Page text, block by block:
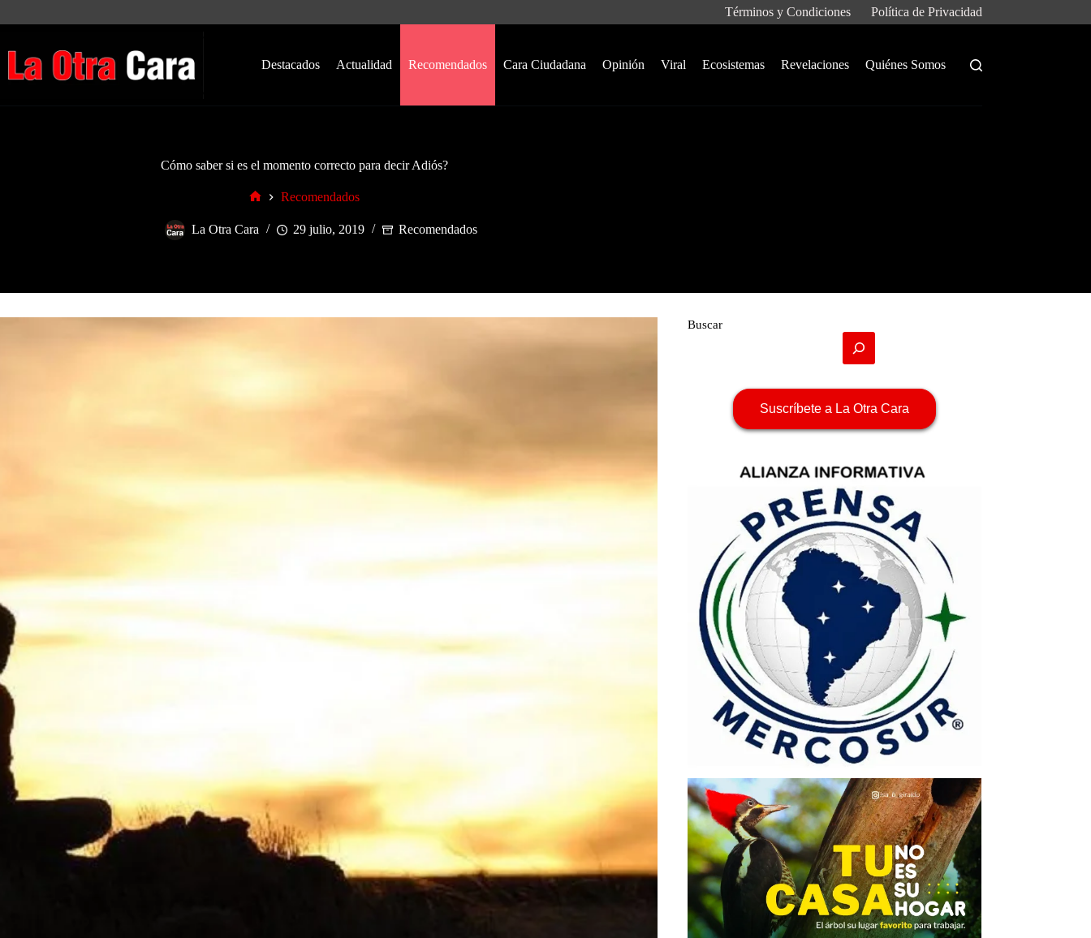
Términos y Condiciones Política de Privacidad
Destacados Actualidad Recomendados Cara Ciudadana Opinión Viral Ecosistemas Revelaciones Quiénes Somos
Cómo saber si es el momento correcto para decir Adiós?
Recomendados
La Otra Cara 29 julio, 2019 Recomendados
Buscar
Suscríbete a La Otra Cara